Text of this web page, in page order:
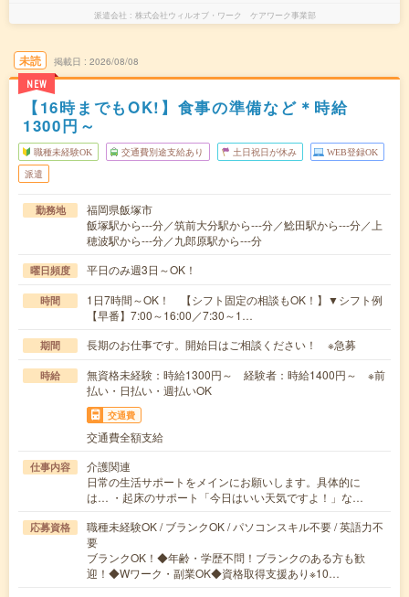
派遣会社 株式会社ウィルオブ・ワーク ケアワーク事業部
未読
NEW
掲載日 2026/08/08
【16時までもOK!】食事の準備など＊時給
1300円～
職種未経験OK 交通費別途支給あり 土日祝日が休み WEB登録OK
派遣
勤務地
福岡県飯塚市
飯塚駅から---分／筑前大分駅から---分／鯰田駅から---分／上
穂波駅から---分／九郎原駅から---分
曜日頻度 平日のみ週3日～OK！
時間
1日7時間～OK！ 【シフト固定の相談もOK！】▼シフト例
【早番】7:00～16:00／7:30～1…
期間 長期のお仕事です。開始日はご相談ください！ ※急募
時給
無資格未経験：時給1300円～ 経験者：時給1400円～ ※前
払い・日払い・週払いOK
交通費
交通費全額支給
仕事内容
介護関連
日常の生活サポートをメインにお願いします。具体的に
は… ・起床のサポート「今日はいい天気ですよ！」な…
応募資格
職種未経験OK / ブランクOK / パソコンスキル不要 / 英語力不
要
ブランクOK！◆年齢・学歴不問！ブランクのある方も歓
迎！◆Wワーク・副業OK◆資格取得支援あり※10…